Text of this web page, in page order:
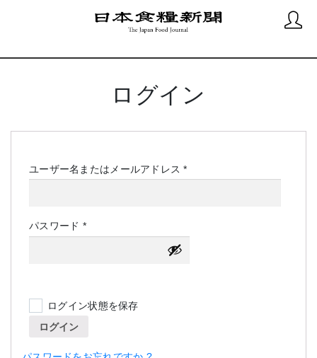
ログイン
ユーザー名またはメールアドレス*必
パスワード *必
須
ログイン状態を保存
ログイン